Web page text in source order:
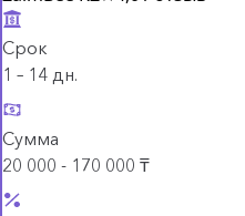
Срок
1 – 14 дн.
Сумма
20 000 - 170 000 ₸